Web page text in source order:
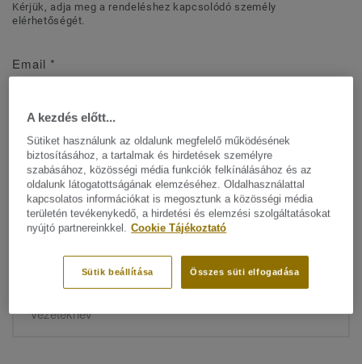
Kérjük, adja meg a rendeléshez kapcsolódó személy
elérhetőségét.
Email *
Név*
Vezetéknév*
A kezdés előtt...
Sütiket használunk az oldalunk megfelelő működésének
biztosításához, a tartalmak és hirdetések személyre
szabásához, közösségi média funkciók felkínálásához és az
oldalunk látogatottságának elemzéséhez. Oldalhasználattal
kapcsolatos információkat is megosztunk a közösségi média
területén tevékenykedő, a hirdetési és elemzési szolgáltatásokat
nyújtó partnereinkkel. Cookie Tájékoztató
Összes süti elfogadása
Sütik beállítása